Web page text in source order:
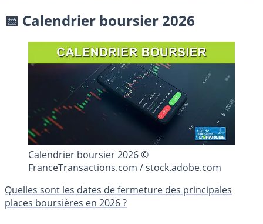
📅 Calendrier boursier 2026
Calendrier boursier 2026 ©
FranceTransactions.com / stock.adobe.com
Quelles sont les dates de fermeture des principales
places boursières en 2026 ?